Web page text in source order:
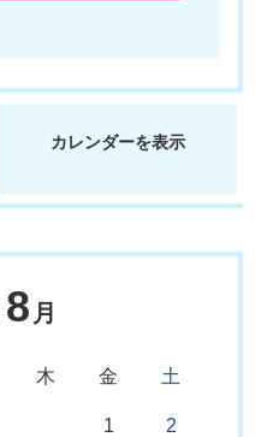
カレンダーを表示
8 月
木 金 土
1 2